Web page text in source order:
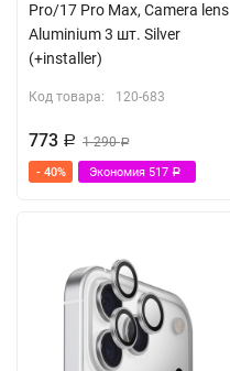
Pro/17 Pro Max, Camera lens
Aluminium 3 шт. Silver
(+installer)
Код товара: 120-683
773 Р 1 290Р
- 40% Экономия 517 Р